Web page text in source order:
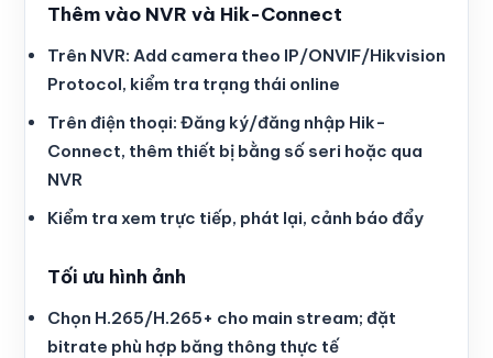
Thêm vào NVR và Hik-Connect
Trên NVR: Add camera theo IP/ONVIF/Hikvision
Protocol, kiểm tra trạng thái online
Trên điện thoại: Đăng ký/đăng nhập Hik-
Connect, thêm thiết bị bằng số seri hoặc qua
NVR
Kiểm tra xem trực tiếp, phát lại, cảnh báo đẩy
Tối ưu hình ảnh
Chọn H.265/H.265+ cho main stream; đặt
bitrate phù hợp băng thông thực tế